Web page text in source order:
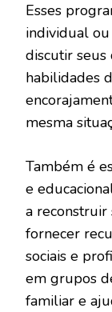
Esses
individual
discutir seus
habilidades
mesma
Também é
e
a reconstruir
fornecer
sociais e
em grupos
familiar e